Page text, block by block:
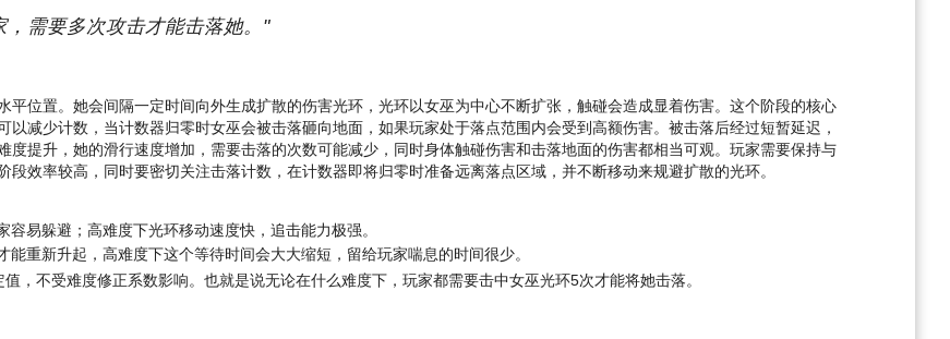
需要多次攻击才能击落她。"
位置。她会间隔一定时间向外生成扩散的伤害光环，光环以女巫为中心不断扩张，触碰会造成显着伤害。这个阶段的核心
减少计数，当计数器归零时女巫会被击落砸向地面，如果玩家处于落点范围内会受到高额伤害。被击落后经过短暂延迟，
提升，她的滑行速度增加，需要击落的次数可能减少，同时身体触碰伤害和击落地面的伤害都相当可观。玩家需要保持与
效率较高，同时要密切关注击落计数，在计数器即将归零时准备远离落点区域，并不断移动来规避扩散的光环。
易躲避；高难度下光环移动速度快，追击能力极强。
重新升起，高难度下这个等待时间会大大缩短，留给玩家喘息的时间很少。
，不受难度修正系数影响。也就是说无论在什么难度下，玩家都需要击中女巫光环5次才能将她击落。